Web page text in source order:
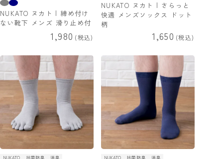
NUKATO ヌカト | 締め付け
ない靴下 メンズ 滑り止め付
1,980 税込
NUKATO ヌカト | さらっと
快適 メンズソックス ドット
柄
1,650 税込